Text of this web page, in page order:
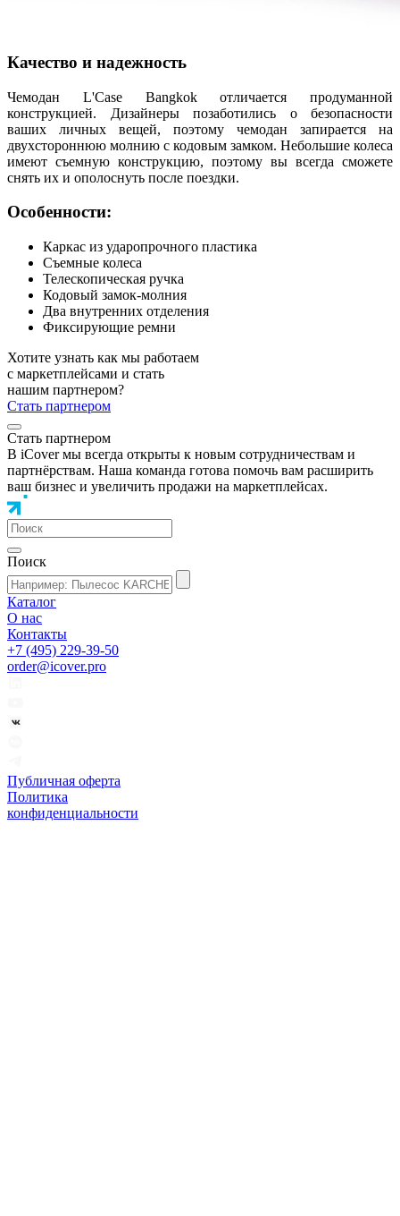
Качество и надежность
Чемодан L'Case Bangkok отличается продуманной
конструкцией. Дизайнеры позаботились о безопасности
ваших личных вещей, поэтому чемодан запирается на
двухстороннюю молнию с кодовым замком. Небольшие колеса
имеют съемную конструкцию, поэтому вы всегда сможете
снять их и ополоснуть после поездки.
Особенности:
Каркас из ударопрочного пластика
Съемные колеса
Телескопическая ручка
Кодовый замок-молния
Два внутренних отделения
Фиксирующие ремни
Хотите узнать как мы работаем
с маркетплейсами и стать
нашим партнером?
Стать партнером
Стать партнером
В iCover мы всегда открыты к новым сотрудничествам и
партнёрствам. Наша команда готова помочь вам расширить
ваш бизнес и увеличить продажи на маркетплейсах.
Поиск
Каталог
О нас
Контакты
+7 (495) 229-39-50
order@icover.pro
Публичная оферта
Политика
конфиденциальности